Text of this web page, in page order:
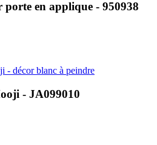
en applique - 950938
- JA099010